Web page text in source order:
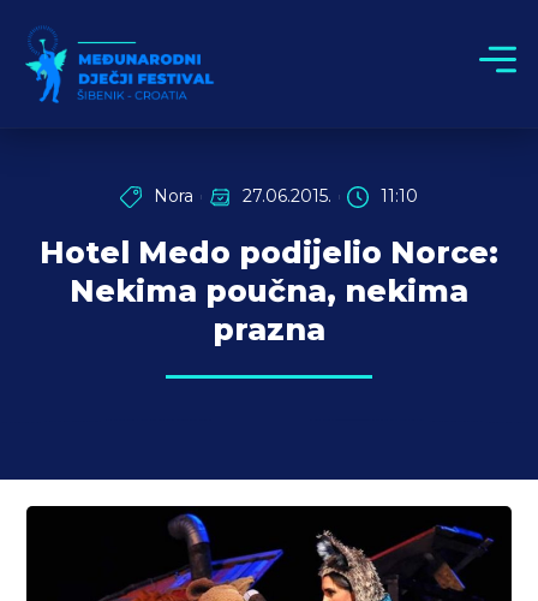
Nora 27.06.2015. 11:10
Hotel Medo podijelio Norce:
Nekima poučna, nekima
prazna